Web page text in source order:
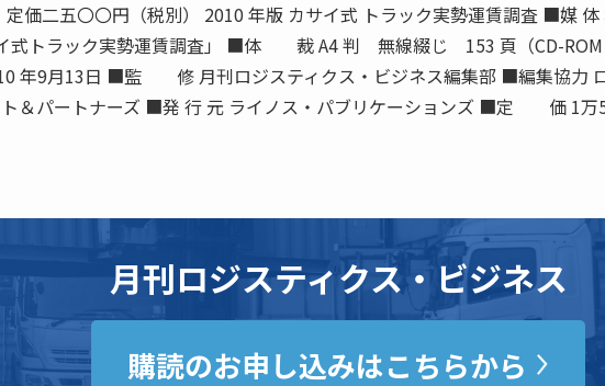
価二五〇〇円（税別） 2010 年版 カサイ式 トラック実勢運賃調査 ■媒 体
式トラック実勢運賃調査」 ■体 裁 A4 判 無線綴じ 153 頁（CD-ROM
9月13日 ■監 修 月刊ロジスティクス・ビジネス編集部 ■編集協力
ト＆パートナーズ ■発 行 元 ライノス・パブリケーションズ ■定 価 1万
月刊ロジスティクス・ビジネス
購読のお申し込みはこちらから